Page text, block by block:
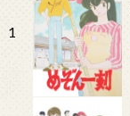
1